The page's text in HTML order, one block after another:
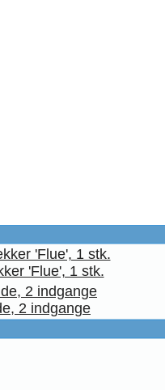
'Flue', 1 stk.
2 indgange